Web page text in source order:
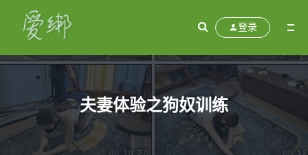
登录
夫妻体验之狗奴训练